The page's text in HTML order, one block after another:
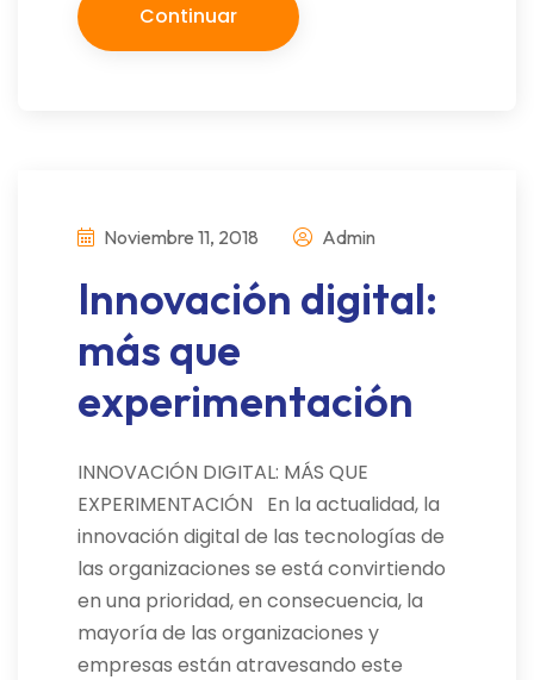
Continuar
Noviembre 11, 2018 Admin
Innovación digital:
más que
experimentación
INNOVACIÓN DIGITAL: MÁS QUE
EXPERIMENTACIÓN En la actualidad, la
innovación digital de las tecnologías de
las organizaciones se está convirtiendo
en una prioridad, en consecuencia, la
mayoría de las organizaciones y
empresas están atravesando este